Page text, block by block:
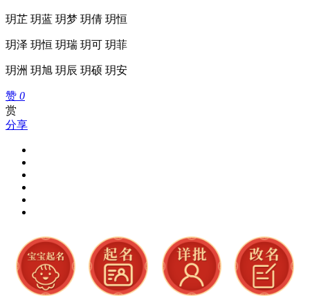
玥芷 玥蓝 玥梦 玥倩 玥恒
玥泽 玥恒 玥瑞 玥可 玥菲
玥洲 玥旭 玥辰 玥硕 玥安
赞 0
赏
分享